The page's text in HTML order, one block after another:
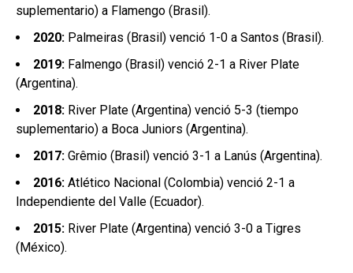
suplementario) a Flamengo (Brasil).
2020: Palmeiras (Brasil) venció 1-0 a Santos (Brasil).
2019: Falmengo (Brasil) venció 2-1 a River Plate
(Argentina).
2018: River Plate (Argentina) venció 5-3 (tiempo
suplementario) a Boca Juniors (Argentina).
2017: Grêmio (Brasil) venció 3-1 a Lanús (Argentina).
2016: Atlético Nacional (Colombia) venció 2-1 a
Independiente del Valle (Ecuador).
2015: River Plate (Argentina) venció 3-0 a Tigres
(México).